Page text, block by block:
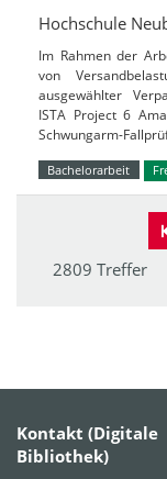
Hochschule
Im Rahmen der
von
ausgewählter
ISTA Project 6
Schwungarm-
Bachelorarbeit
2809 Treffer
Kontakt (Digitale
Bibliothek)